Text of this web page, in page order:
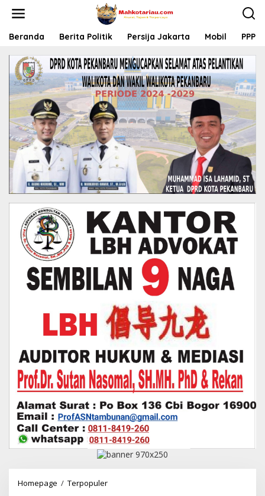
Beranda Berita Politik Persija Jakarta Mobil PPP
Homepage / Terpopuler